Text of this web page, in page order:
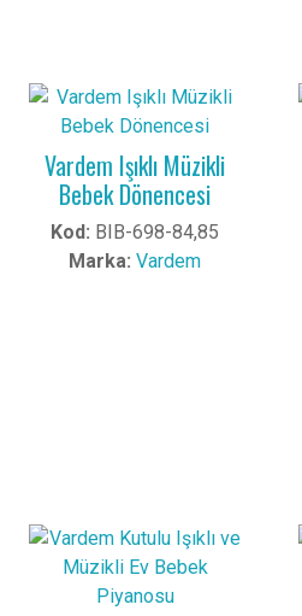
Vardem Işıklı Müzikli
Bebek Dönencesi
Kod: BIB-698-84,85
Marka: Vardem